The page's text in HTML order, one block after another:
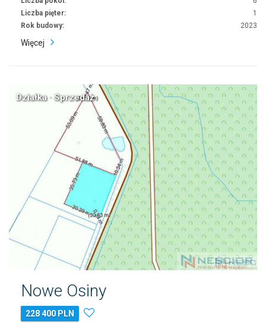
Liczba pięter:
1
Rok budowy:
2023
Więcej
Działka · Sprzedaż
Nowe Osiny
228 400 PLN